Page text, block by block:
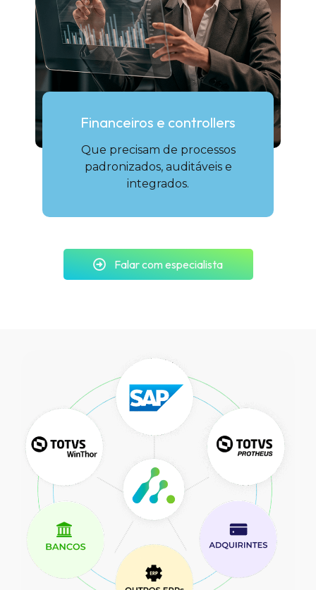
Financeiros e controllers
Que precisam de processos
padronizados, auditáveis e
integrados.
Falar com especialista